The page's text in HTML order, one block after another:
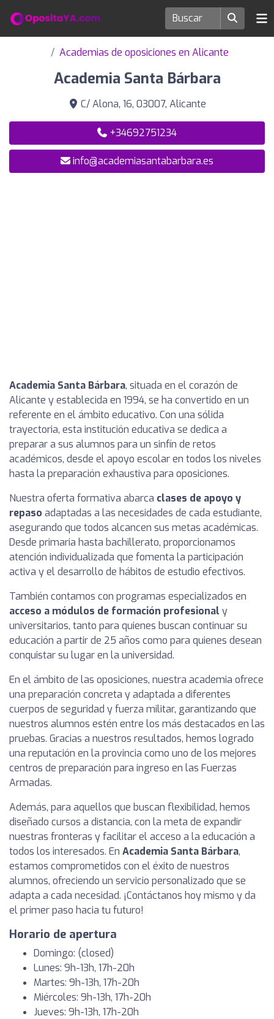
Academias de oposiciones en Alicante
Academia Santa Bárbara
C/ Alona, 16, 03007, Alicante
+34692751234
info@academiasantabarbara.es
Academia Santa Bárbara, situada en el corazón de
Alicante y establecida en 1994, se ha convertido en un
referente en el ámbito educativo. Con una sólida
trayectoria, esta institución educativa se dedica a
preparar a sus alumnos para un sinfín de retos
académicos, desde el apoyo escolar en todos los niveles
hasta la preparación exhaustiva para oposiciones.
Nuestra oferta formativa abarca clases de apoyo y
repaso adaptadas a las necesidades de cada estudiante,
asegurando que todos alcancen sus metas académicas.
Desde primaria hasta bachillerato, proporcionamos
atención individualizada que fomenta la participación
activa y el desarrollo de hábitos de estudio efectivos.
También contamos con programas especializados en
acceso a módulos de formación profesional y
universitarios, tanto para quienes buscan continuar su
educación a partir de 25 años como para quienes desean
conquistar su lugar en la universidad.
En el ámbito de las oposiciones, nuestra academia ofrece
una preparación concreta y adaptada a diferentes
cuerpos de seguridad y fuerza militar, garantizando que
nuestros alumnos estén entre los más destacados en las
pruebas. Gracias a nuestros resultados, hemos logrado
una reputación en la provincia como uno de los mejores
centros de preparación para ingreso en las Fuerzas
Armadas.
Además, para aquellos que buscan flexibilidad, hemos
diseñado cursos a distancia, con la meta de expandir
nuestras fronteras y facilitar el acceso a la educación a
todos los interesados. En Academia Santa Bárbara,
estamos comprometidos con el éxito de nuestros
alumnos, ofreciendo un servicio personalizado que se
adapta a cada necesidad. ¡Contáctanos hoy mismo y da
el primer paso hacia tu futuro!
Horario de apertura
Domingo: (closed)
Lunes: 9h-13h, 17h-20h
Martes: 9h-13h, 17h-20h
Miércoles: 9h-13h, 17h-20h
Jueves: 9h-13h, 17h-20h